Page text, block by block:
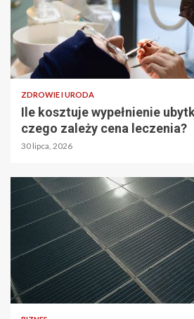
ZDROWIE I URODA
Ile kosztuje wypełnienie
czego zależy cena leczenia?
30 lipca, 2026